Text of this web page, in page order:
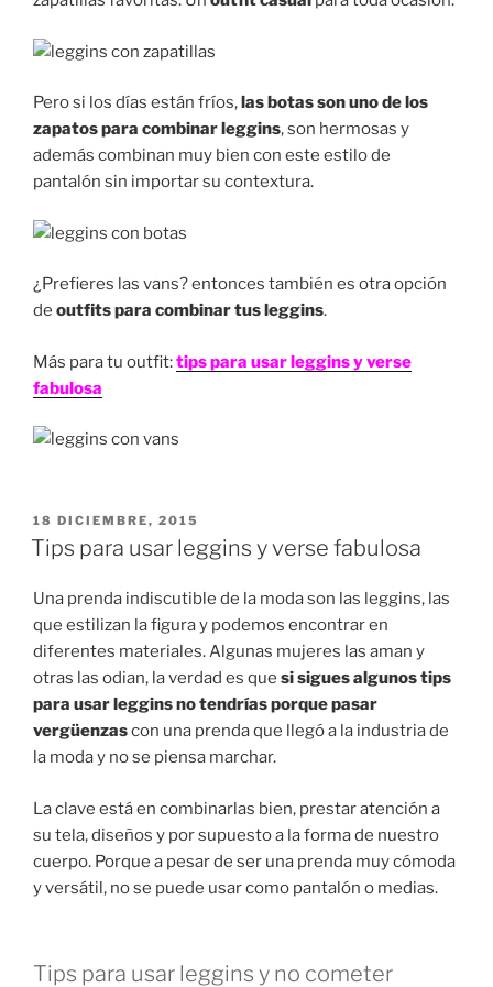
Pero si los días están fríos,las botas son uno de los
zapatos para combinar leggins, son hermosas y
además combinan muy bien con este estilo de
pantalón sin importar su contextura.
¿Prefieres las vans? entonces también es otra opción
de outfits para combinar tus leggins.
Más para tu outfit:tips para usar leggins y verse
fabulosa
PUBLICADO
EN
18 DICIEMBRE, 2015
Tips para usar leggins y verse fabulosa
Una prenda indiscutible de la moda son las leggins, las
que estilizan la figura y podemos encontrar en
diferentes materiales. Algunas mujeres las aman y
otras las odian, la verdad es que si sigues algunos tips
para usar leggins no tendrías porque pasar
vergüenzascon una prenda que llegó a la industria de
la moda y no se piensa marchar.
La clave está en combinarlas bien, prestar atención a
su tela, diseños y por supuesto a la forma de nuestro
cuerpo. Porque a pesar de ser una prenda muy cómoda
y versátil, no se puede usar como pantalón o medias.
Tips para usar leggins y no cometer